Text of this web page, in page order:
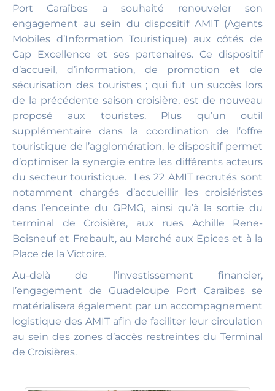
Port Caraïbes a souhaité renouveler son
engagement au sein du dispositif AMIT (Agents
Mobiles d’Information Touristique) aux côtés de
Cap Excellence et ses partenaires. Ce dispositif
d’accueil, d’information, de promotion et de
sécurisation des touristes ; qui fut un succès lors
de la précédente saison croisière, est de nouveau
proposé aux touristes. Plus qu’un outil
supplémentaire dans la coordination de l’offre
touristique de l’agglomération, le dispositif permet
d’optimiser la synergie entre les différents acteurs
du secteur touristique. Les 22 AMIT recrutés sont
notamment chargés d’accueillir les croisiéristes
dans l’enceinte du GPMG, ainsi qu’à la sortie du
terminal de Croisière, aux rues Achille Rene-
Boisneuf et Frebault, au Marché aux Epices et à la
Place de la Victoire.
Au-delà de l’investissement financier,
l’engagement de Guadeloupe Port Caraïbes se
matérialisera également par un accompagnement
logistique des AMIT afin de faciliter leur circulation
au sein des zones d’accès restreintes du Terminal
de Croisières.